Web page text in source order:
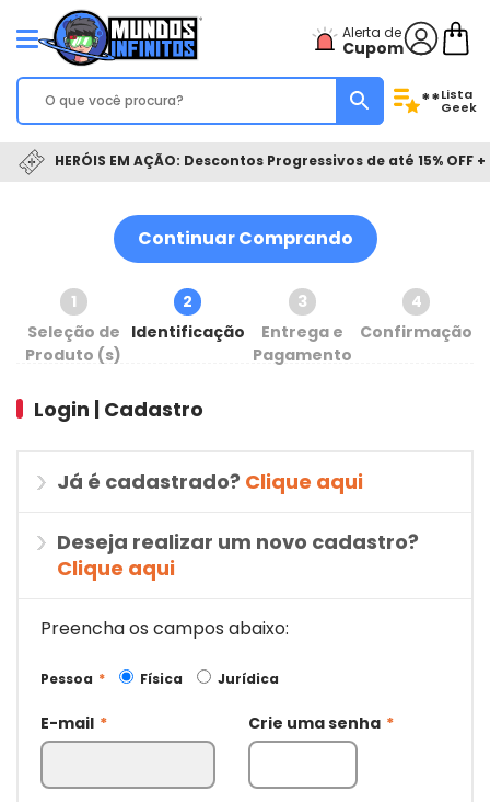
Alerta de
Cupom
**Lista
Geek
HERÓIS EM AÇÃO: Descontos Progressivos de até 15% OFF
Continuar Comprando
1
Seleção de
Produto (s)
2
Identificação
3
Entrega e
Pagamento
4
Confirmação
Login | Cadastro
Já é cadastrado? Clique aqui
Deseja realizar um novo cadastro?
Clique aqui
Preencha os campos abaixo:
Pessoa * Física Jurídica
E-mail * Crie uma senha *